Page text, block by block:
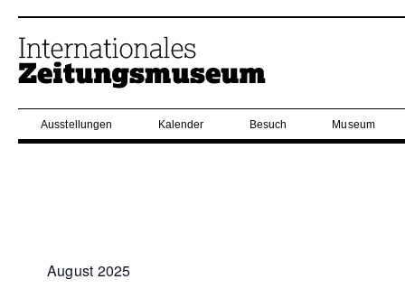
Ausstellungen Kalender Besuch Museum
August 2025